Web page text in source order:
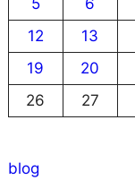
5
6
12
13
19
20
26
27
blog